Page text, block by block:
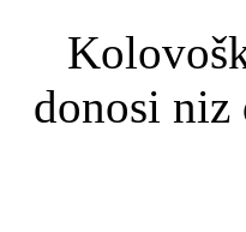
donosi niz